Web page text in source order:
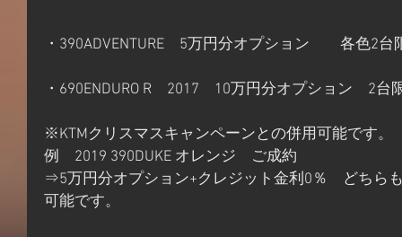
・390ADVENTURE　5万円分オプション　　各色2台
・690ENDURO R　2017　10万円分オプション　2台
※KTMクリスマスキャンペーンとの併用可能です。
例　2019 390DUKE オレンジ　ご成約
⇒5万円分オプション+クレジット金利0％　どちら
可能です。